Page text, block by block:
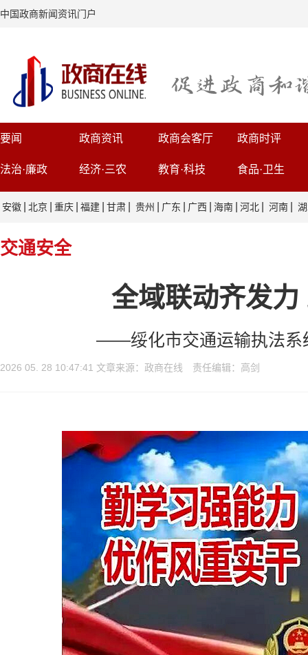
中国政商新闻资讯门户
要闻 政商资讯 政商会客厅 政商时评
法治·廉政 经济·三农 教育·科技 食品·卫生
安徽 北京 重庆 福建 甘肃 贵州 广东 广西 海南 河北 河南
交通安全
全域联动齐发
——绥化市交通运输执法系
2026 05. 28 10:47:41 文章来源：政商在线 责任编辑：高剑